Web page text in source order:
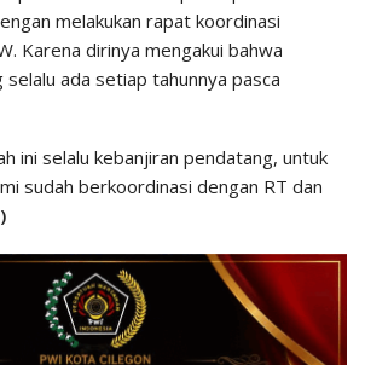
melakukan rapat koordinasi
Karena dirinya mengakui bahwa
ada setiap tahunnya pasca
ini selalu kebanjiran pendatang, untuk
sudah berkoordinasi dengan RT dan